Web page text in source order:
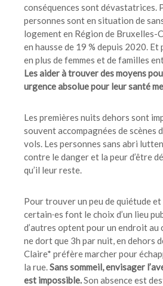
conséquences sont dévastatrices.
personnes sont en situation de
logement en Région de Bruxelles-
en hausse de 19 % depuis 2020. Et
en plus de femmes et de familles
Les aider à trouver des moyens
urgence absolue pour leur santé
Les premières nuits dehors sont
souvent accompagnées de scènes
vols. Les personnes sans abri
contre le danger et la peur d’être
qu’il leur reste.
Pour trouver un peu de quiétude
certain∙es font le choix d’un lieu
d’autres optent pour un endroit au
ne dort que 3h par nuit, en dehors
Claire* préfère marcher pour
la rue.Sans sommeil, envisager
est impossible.Son absence est